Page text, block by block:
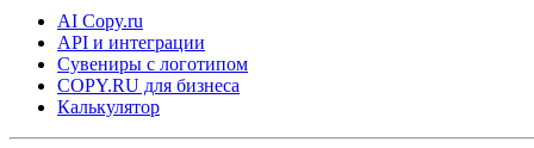
AI Copy.ru
API и интеграции
Сувениры с логотипом
COPY.RU для бизнеса
Калькулятор